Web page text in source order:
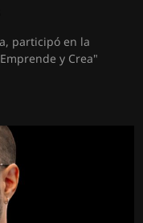
participó en la
y Crea"